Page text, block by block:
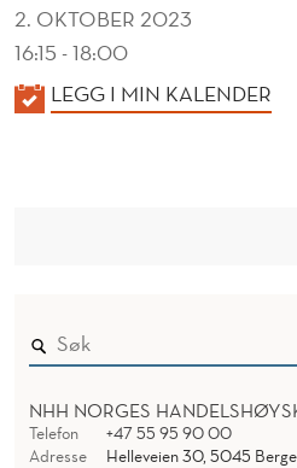
2. OKTOBER 2023
16:15 - 18:00
K
LEGG I MIN KALENDER
NHH NORGES
Telefon
+47 55 95 90 00
Adresse
Helleveien 30, 5045